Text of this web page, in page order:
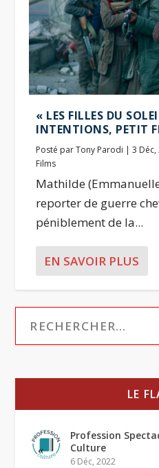
« LES FILLES DU
INTENTIONS, PETIT
Posté parTony Parodi |3 Déc,
Films
Mathilde
reporter de guerre
péniblement de la...
EN SAVOIR PLUS
LE
Profession
Culture
6 Déc, 2022